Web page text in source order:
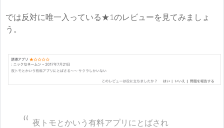
では反対に唯一入っている★1のレビューを見てみましょ
う。
夜トモとかいう有料アプリにとばされ